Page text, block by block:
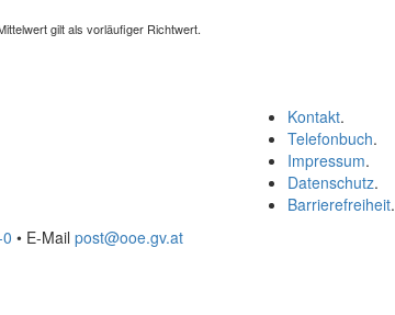
gilt als vorläufiger Richtwert.
Kontakt.
Telefonbuch.
Impressum.
Datenschutz.
Barrierefreiheit.
• E-Mail post@ooe.gv.at